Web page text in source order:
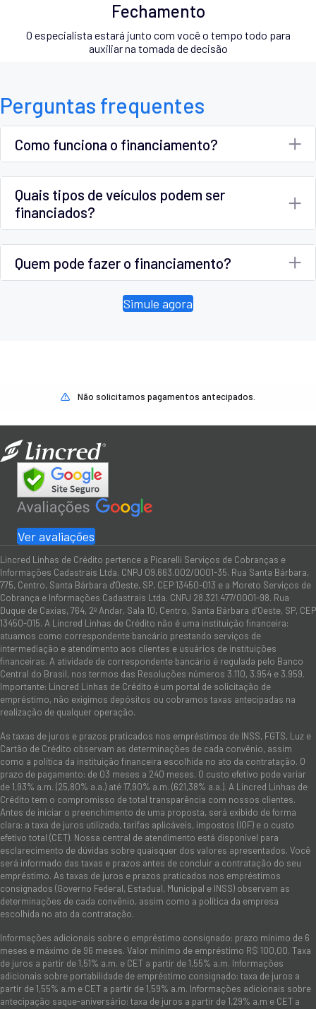
Fechamento
O especialista estará junto com você o tempo todo para
auxiliar na tomada de decisão
Perguntas frequentes
Como funciona o financiamento?
Quais tipos de veículos podem ser
financiados?
Quem pode fazer o financiamento?
Simule agora
Não solicitamos pagamentos antecipados.
Ver avaliações
Lincred Linhas de Crédito pertence a Picarelli Serviços de Cobranças e
Informações Cadastrais Ltda. CNPJ 09.663.002/0001-35. Rua Santa Bárbara,
775, Centro, Santa Bárbara d'Oeste, SP, CEP 13450-013 e a Moreto Serviços de
Cobrança e Informações Cadastrais Ltda. CNPJ 28.321.477/0001-98. Rua
Duque de Caxias, 764, 2º Andar, Sala 10, Centro, Santa Bárbara d’Oeste, SP, CEP
13450-015. A Lincred Linhas de Crédito não é uma instituição financeira:
atuamos como correspondente bancário prestando serviços de
intermediação e atendimento aos clientes e usuários de instituições
financeiras. A atividade de correspondente bancário é regulada pelo Banco
Central do Brasil, nos termos das Resoluções números 3.110, 3.954 e 3.959.
Importante: Lincred Linhas de Crédito é um portal de solicitação de
empréstimo, não exigimos depósitos ou cobramos taxas antecipadas na
realização de qualquer operação.
As taxas de juros e prazos praticados nos empréstimos de INSS, FGTS, Luz e
Cartão de Crédito observam as determinações de cada convênio, assim
como a política da instituição financeira escolhida no ato da contratação. O
prazo de pagamento: de 03 meses a 240 meses. O custo efetivo pode variar
de 1,93% a.m. (25,80% a.a.) até 17,90% a.m. (621,38% a.a.). A Lincred Linhas de
Crédito tem o compromisso de total transparência com nossos clientes.
Antes de iniciar o preenchimento de uma proposta, será exibido de forma
clara: a taxa de juros utilizada, tarifas aplicáveis, impostos (IOF) e o custo
efetivo total (CET). Nossa central de atendimento está disponível para
esclarecimento de dúvidas sobre quaisquer dos valores apresentados. Você
será informado das taxas e prazos antes de concluir a contratação do seu
empréstimo. As taxas de juros e prazos praticados nos empréstimos
consignados (Governo Federal, Estadual, Municipal e INSS) observam as
determinações de cada convênio, assim como a política da empresa
escolhida no ato da contratação.
Informações adicionais sobre o empréstimo consignado: prazo mínimo de 6
meses e máximo de 96 meses. Valor mínimo de empréstimo R$ 100,00. Taxa
de juros a partir de 1,51% a.m. e CET a partir de 1,55% a.m. Informações
adicionais sobre portabilidade de empréstimo consignado: taxa de juros a
partir de 1,55% a.m e CET a partir de 1,59% a.m. Informações adicionais sobre
antecipação saque-aniversário: taxa de juros a partir de 1,29% a.m e CET a